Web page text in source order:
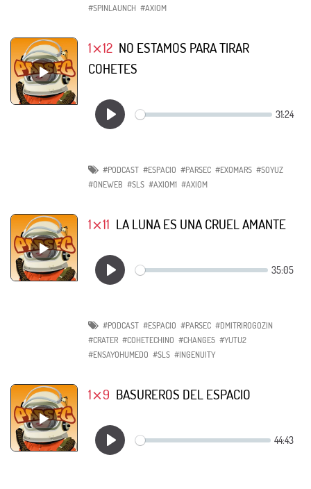
#SPINLAUNCH #AXIOM
1⨯12 NO ESTAMOS PARA TIRAR
COHETES
#PODCAST #ESPACIO #PARSEC #EXOMARS #SOYUZ
#ONEWEB #SLS #AXIOM1 #AXIOM
1⨯11 LA LUNA ES UNA CRUEL AMANTE
#PODCAST #ESPACIO #PARSEC #DMITRIROGOZIN
#CRATER #COHETECHINO #CHANGE5 #YUTU2
#ENSAYOHUMEDO #SLS #INGENUITY
1⨯9 BASUREROS DEL ESPACIO